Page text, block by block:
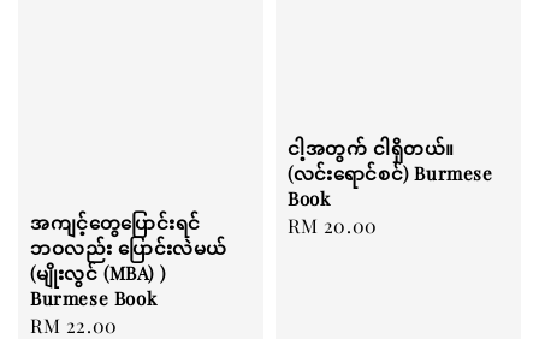
အကျင့်တွေပြောင်းရင်
ဘဝလည်း ပြောင်းလဲမယ်
(မျိုးလွင် (MBA) )
Burmese Book
Regular
RM 22.00
ငါ့အတွက် ငါရှိတယ်။
(လင်းရောင်စင်) Burmese
Book
Regular
RM 20.00